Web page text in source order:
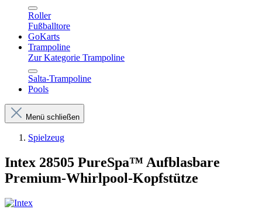
Roller
Fußballtore
GoKarts
Trampoline
Zur Kategorie Trampoline
Salta-Trampoline
Pools
Menü schließen
Spielzeug
Intex 28505 PureSpa™ Aufblasbare
Premium-Whirlpool-Kopfstütze